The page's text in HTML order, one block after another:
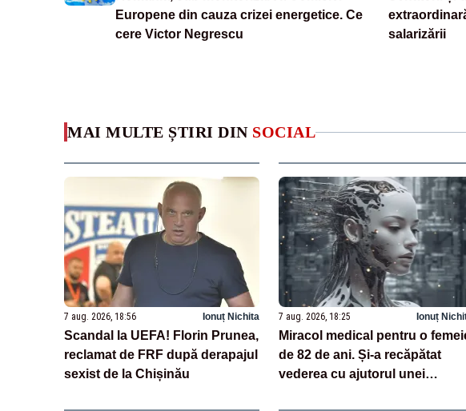
Europene din cauza crizei energetice. Ce
cere Victor Negrescu
salarizării
MAI MULTE ȘTIRI DIN SOCIAL
7 aug. 2026, 18:56 Ionuț Nichita
Scandal la UEFA! Florin Prunea,
reclamat de FRF după derapajul
sexist de la Chișinău
7 aug. 2026, 18:25 Ionuț
Miracol medical pentru o
de 82 de ani. Și-a recăpătat
vederea cu ajutorul unei